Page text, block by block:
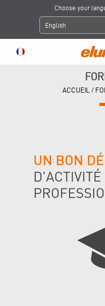
Choose your
English
ACCUEIL/